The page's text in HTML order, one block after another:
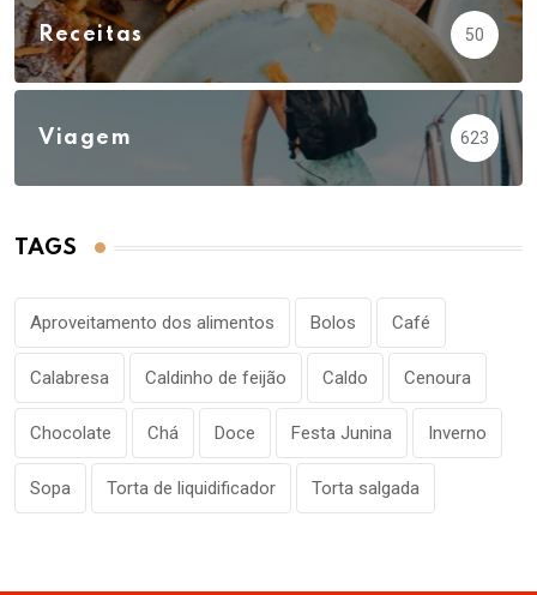
Receitas 50
Viagem 623
TAGS
Aproveitamento dos alimentos Bolos Café
Calabresa Caldinho de feijão Caldo Cenoura
Chocolate Chá Doce Festa Junina Inverno
Sopa Torta de liquidificador Torta salgada